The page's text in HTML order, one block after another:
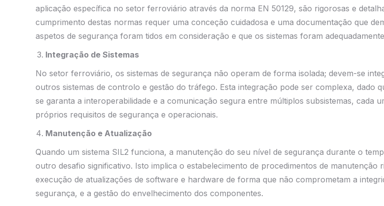
aplicação específica no setor ferroviário através da norma EN 50129, são rigorosas e
cumprimento destas normas requer uma conceção cuidadosa e uma documentação que
aspetos de segurança foram tidos em consideração e que os sistemas foram
Integração de Sistemas
No setor ferroviário, os sistemas de segurança não operam de forma isolada; devem-se
outros sistemas de controlo e gestão do tráfego. Esta integração pode ser complexa, dado
se garanta a interoperabilidade e a comunicação segura entre múltiplos subsistemas, cada
próprios requisitos de segurança e operacionais.
Manutenção e Atualização
Quando um sistema SIL2 funciona, a manutenção do seu nível de segurança durante o
outro desafio significativo. Isto implica o estabelecimento de procedimentos de manutenção
execução de atualizações de software e hardware de forma que não comprometam a
segurança, e a gestão do envelhecimento dos componentes.